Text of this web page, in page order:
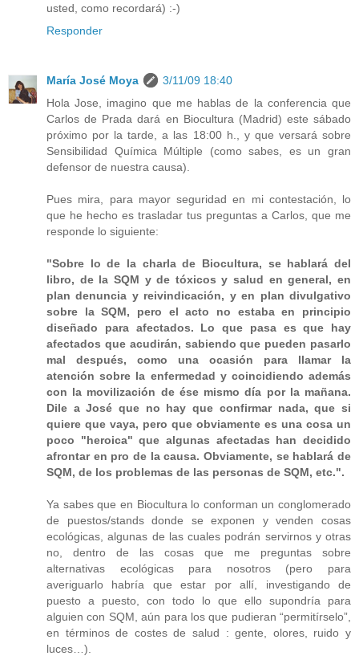
usted, como recordará) :-)
Responder
María José Moya
3/11/09 18:40
Hola Jose, imagino que me hablas de la conferencia que
Carlos de Prada dará en Biocultura (Madrid) este sábado
próximo por la tarde, a las 18:00 h., y que versará sobre
Sensibilidad Química Múltiple (como sabes, es un gran
defensor de nuestra causa).
Pues mira, para mayor seguridad en mi contestación, lo
que he hecho es trasladar tus preguntas a Carlos, que me
responde lo siguiente:
"Sobre lo de la charla de Biocultura, se hablará del
libro, de la SQM y de tóxicos y salud en general, en
plan denuncia y reivindicación, y en plan divulgativo
sobre la SQM, pero el acto no estaba en principio
diseñado para afectados. Lo que pasa es que hay
afectados que acudirán, sabiendo que pueden pasarlo
mal después, como una ocasión para llamar la
atención sobre la enfermedad y coincidiendo además
con la movilización de ése mismo día por la mañana.
Dile a José que no hay que confirmar nada, que si
quiere que vaya, pero que obviamente es una cosa un
poco "heroica" que algunas afectadas han decidido
afrontar en pro de la causa. Obviamente, se hablará de
SQM, de los problemas de las personas de SQM, etc.".
Ya sabes que en Biocultura lo conforman un conglomerado
de puestos/stands donde se exponen y venden cosas
ecológicas, algunas de las cuales podrán servirnos y otras
no, dentro de las cosas que me preguntas sobre
alternativas ecológicas para nosotros (pero para
averiguarlo habría que estar por allí, investigando de
puesto a puesto, con todo lo que ello supondría para
alguien con SQM, aún para los que pudieran “permitírselo”,
en términos de costes de salud : gente, olores, ruido y
luces…).